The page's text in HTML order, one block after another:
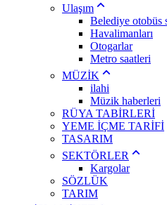
Ulaşım
Belediye otobüs
Havalimanları
Otogarlar
Metro saatleri
MÜZİK
ilahi
Müzik haberleri
RÜYA TABİRLERİ
YEME İÇME TARİFİ
TASARIM
SEKTÖRLER
Kargolar
SÖZLÜK
TARIM